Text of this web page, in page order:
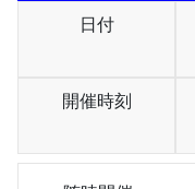
日付
開催時刻